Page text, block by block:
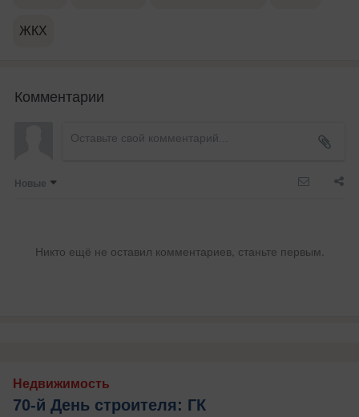
ЖКХ
Комментарии
Новые
Никто ещё не оставил комментариев, станьте первым.
Недвижимость
70-й День строителя: ГК